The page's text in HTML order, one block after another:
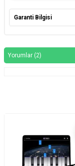
Garanti Bilgisi
Yorumlar (2)